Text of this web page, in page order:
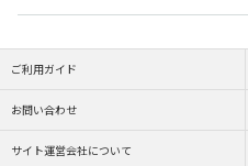
ご利用ガイド
お問い合わせ
サイト運営会社について